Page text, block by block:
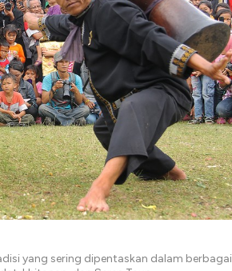
yang sering dipentaskan dalam berbagai